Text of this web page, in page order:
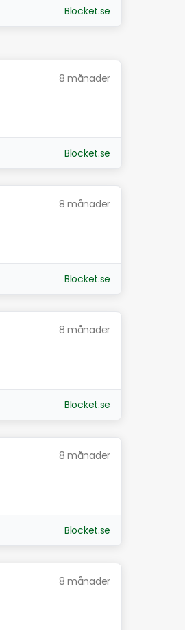
Blocket.se
8 månader
Blocket.se
8 månader
Blocket.se
8 månader
Blocket.se
8 månader
Blocket.se
8 månader